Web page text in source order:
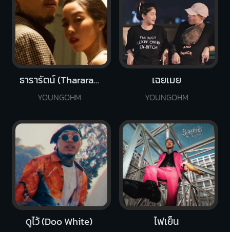
ธารารัตน์ (Thararat)
YOUNGOHM
เฉยเมย
YOUNGOHM
ดูไว้ (Doo White) ไฟเย็น